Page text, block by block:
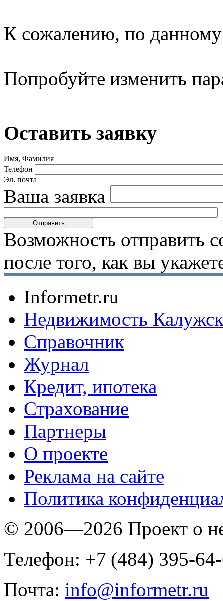
К сожалению, по данному
Попробуйте изменить
Оставить заявку
Имя, Фамилия
Телефон
Эл. почта
Ваша заявка
Возможность отправить
после того, как вы
Informetr.ru
Недвижимость
Справочник
Журнал
Кредит, ипотека
Страхование
Партнеры
O проекте
Реклама на сайте
Политика
© 2006—2026 Проект о
Телефон: +7 (484) 395-
Почта: info@informetr.ru